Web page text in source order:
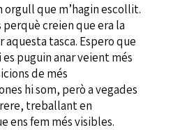
orgull que m’hagin escollit.
perquè creien que era la
aquesta tasca. Espero que
puguin anar veient més
de més
hi som, però a vegades
treballant en
ens fem més visibles.